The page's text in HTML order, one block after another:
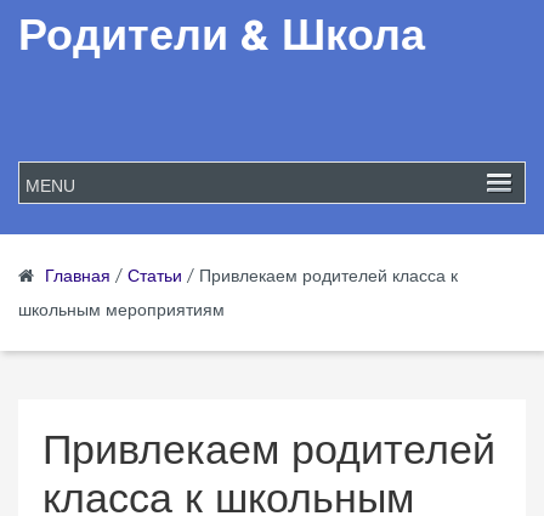
Родители & Школа
Главная / Статьи / Привлекаем родителей класса к
школьным мероприятиям
Привлекаем родителей
класса к школьным